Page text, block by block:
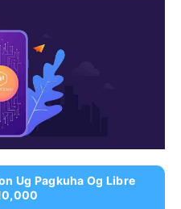
Ug Pagkuha Og Libre